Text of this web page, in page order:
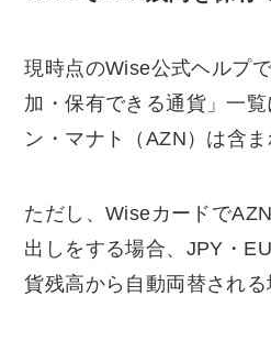
現時点のWise公式ヘルプ
加・保有できる通貨」一
ン・マナト（AZN）は含ま
ただし、Wiseカードで
出しをする場合、JPY・
貨残高から自動両替される